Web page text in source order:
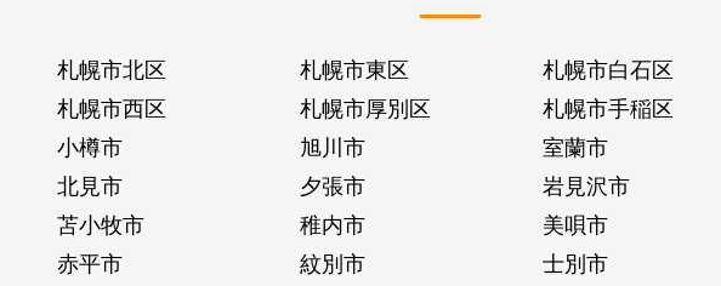
札幌市北区 札幌市東区 札幌市白石区
札幌市西区 札幌市厚別区 札幌市手稲区
小樽市 旭川市 室蘭市
北見市 夕張市 岩見沢市
苫小牧市 稚内市 美唄市
赤平市 紋別市 士別市